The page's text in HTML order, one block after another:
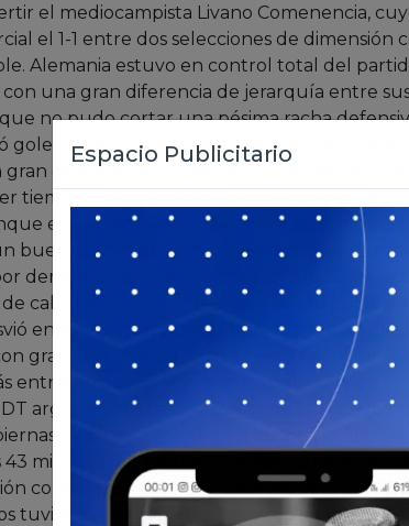
el mediocampista Livano Comenencia,
el 1-1 entre dos selecciones de dimensión
Alemania estuvo en control total del
con una gran diferencia de jerarquía entre
no pudo cortar una pésima racha
goles en sus últimos seis partidos, todos ellos
cantidad de goles fue protagonizado por
tiempo chato, el defensor neerlandés Virgil
el carrilero Keito Nakamura empataría
buen gol del extremo Crysencio
derecha, Japón pudo marcar la igualdad
cabeza: un córner fue cabeceado por el
en la cabeza de Daichi Kamada, igualó el
gran cantidad de tantos, Costa de Marfil –
entretenidos de la jornada. En un partido
argentino Sebastián Beccacece tuvo un
por lo que permitió que los marfileños
43 minutos del segundo tiempo, cuando el
contra el palo derecho del arquero Hernán
tuvieron tres remates en los palos: dos